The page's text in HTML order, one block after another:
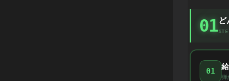
01ど
01